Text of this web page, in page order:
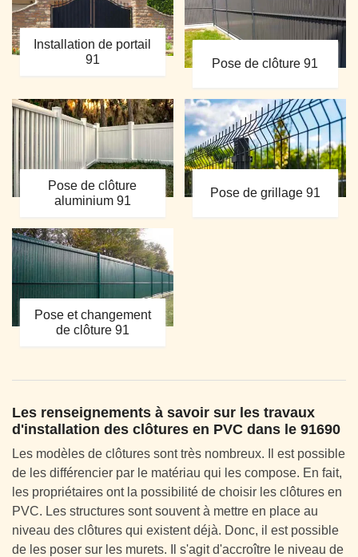
Installation de portail
91
Pose de clôture 91
Pose de clôture
aluminium 91
Pose de grillage 91
Pose et changement
de clôture 91
Les renseignements à savoir sur les travaux
d'installation des clôtures en PVC dans le 91690
Les modèles de clôtures sont très nombreux. Il est possible
de les différencier par le matériau qui les compose. En fait,
les propriétaires ont la possibilité de choisir les clôtures en
PVC. Les structures sont souvent à mettre en place au
niveau des clôtures qui existent déjà. Donc, il est possible
de les poser sur les murets. Il s'agit d'accroître le niveau de